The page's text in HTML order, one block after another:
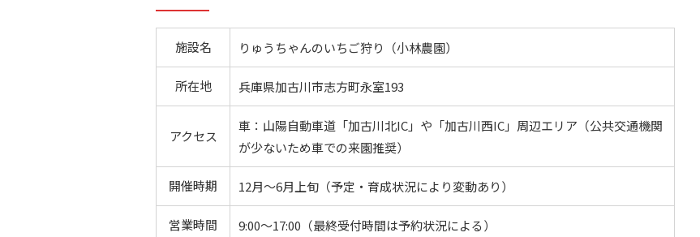
施設名 りゅうちゃんのいちご狩り（小林農園）
所在地 兵庫県加古川市志方町永室193
アクセス
車：山陽自動車道「加古川北IC」や「加古川西IC」周辺エリア（公共交通機関
が少ないため車での来園推奨）
開催時期 12月～6月上旬（予定・育成状況により変動あり）
営業時間 9:00～17:00（最終受付時間は予約状況による）